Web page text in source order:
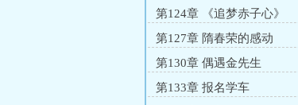
第124章 《追梦赤子心》
第127章 隋春荣的感动
第130章 偶遇金先生
第133章 报名学车